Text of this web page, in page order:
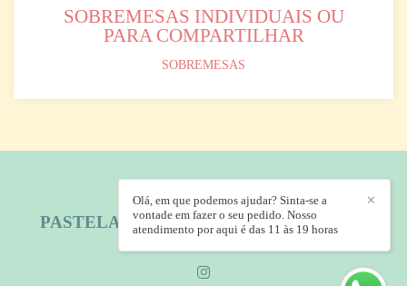
SOBREMESAS INDIVIDUAIS OU
PARA COMPARTILHAR
SOBREMESAS
PASTELARIA PRINCESA BRASILEIRA
CONTATO
✕
Olá, em que podemos ajudar? Sinta-se a
vontade em fazer o seu pedido. Nosso
atendimento por aqui é das 11 às 19 horas